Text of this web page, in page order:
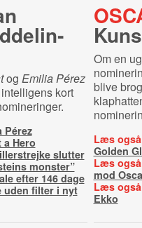
og Emilia Pérez
kort
Pérez
Hero
slutter
monster”
efter 146 dage
uden filter i nyt
Om en
blive
Læs
Golden
Læs
mod
Læs
Ekko